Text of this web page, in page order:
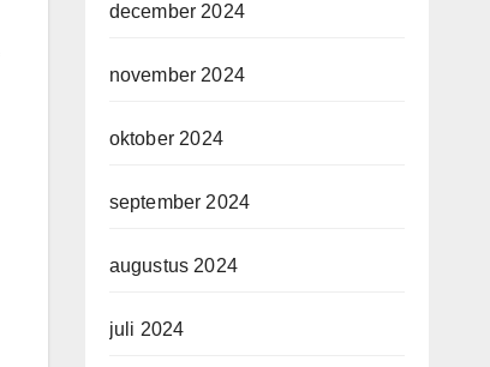
december 2024
november 2024
oktober 2024
september 2024
augustus 2024
juli 2024